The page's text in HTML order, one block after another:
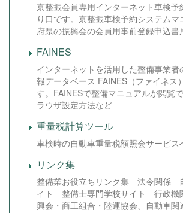
京整振会員専用インターネット車検予
り口です。京整振車検予約システム
府県の振興会の会員用事前登録申込書
FAINES
インターネットを活用した整備事業
報データベース FAINES（ファイネス
す。FAINESで整備マニュアルが閲覧
ラウザ設定方法など
重量税計算ツール
車検時の自動車重量税額照会サービス
リンク集
整備業お役立ちリンク集 法令関係
イト 整備士専門学校サイト 行政機
興会・商工組合・陸運協会、自動車